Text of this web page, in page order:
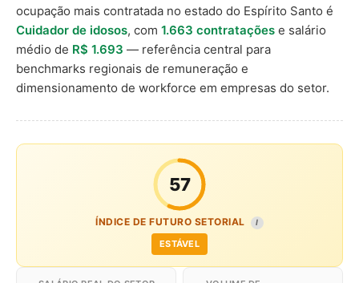
ocupação mais contratada no estado do Espírito Santo é
Cuidador de idosos, com 1.663 contratações e salário
médio de R$ 1.693 — referência central para
benchmarks regionais de remuneração e
dimensionamento de workforce em empresas do setor.
57
ÍNDICE DE FUTURO SETORIAL I
ESTÁVEL